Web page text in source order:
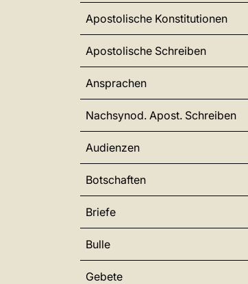
Apostolische Konstitutionen
Apostolische Schreiben
Ansprachen
Nachsynod. Apost. Schreiben
Audienzen
Botschaften
Briefe
Bulle
Gebete